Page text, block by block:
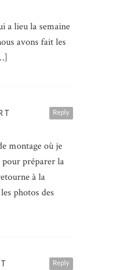
a lieu la semaine
avons fait les
Reply
montage où je
pour préparer la
à la
photos des
Reply